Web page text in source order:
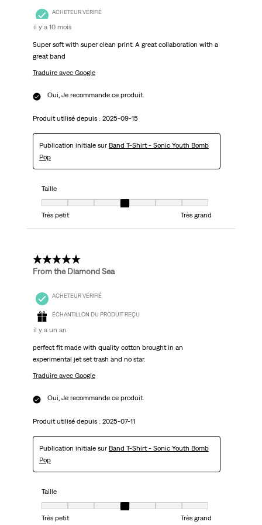
ACHETEUR VÉRIFIÉ
il y a 10 mois
Super soft with super clean print. A great collaboration with a
great band
Traduire avec Google
Oui, Je recommande ce produit.
Produit utilisé depuis : 2025-09-15
Publication initiale sur Band T-Shirt - Sonic Youth Bomb
Pop
Taille
Taille, 4 sur 7, où 1 est égal à Très petit et 7 est égal à Très grand
Très petit
Très grand
5 étoile(s) sur 5.
From the Diamond Sea
ACHETEUR VÉRIFIÉ
ÉCHANTILLON DU PRODUIT REÇU
il y a un an
perfect fit made with quality cotton brought in an
experimental jet set trash and no star.
Traduire avec Google
Oui, Je recommande ce produit.
Produit utilisé depuis : 2025-07-11
Publication initiale sur Band T-Shirt - Sonic Youth Bomb
Pop
Taille
Taille, 4 sur 7, où 1 est égal à Très petit et 7 est égal à Très grand
Très petit
Très grand